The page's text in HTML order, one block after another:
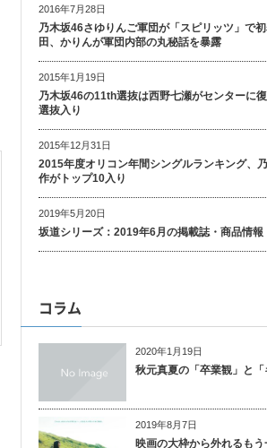
2016年7月28日
乃木坂46さゆりんご軍団が「スピリッツ」で
田、かりんが軍団内部の丸秘話を暴露
2015年1月19日
乃木坂46の11th選抜は西野七瀬がセンターに
選抜入り
2015年12月31日
2015年度オリコン年間シングルランキング、
作がトップ10入り
2019年5月20日
坂道シリーズ：2019年6月の掲載誌・商品情報
コラム
2020年1月19日
秋元真夏の「卒業観」と
2019年8月7日
映画の大枠から外れるも